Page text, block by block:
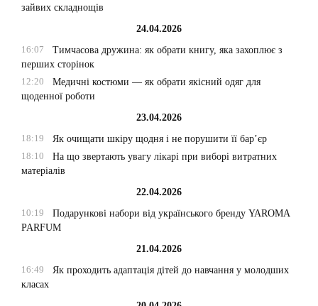
зайвих складнощів
24.04.2026
16:07
Тимчасова дружина: як обрати книгу, яка захоплює з
перших сторінок
12:20
Медичні костюми — як обрати якісний одяг для
щоденної роботи
23.04.2026
18:19
Як очищати шкіру щодня і не порушити її бар’єр
18:10
На що звертають увагу лікарі при виборі витратних
матеріалів
22.04.2026
10:19
Подарункові набори від українського бренду YAROMA
PARFUM
21.04.2026
16:49
Як проходить адаптація дітей до навчання у молодших
класах